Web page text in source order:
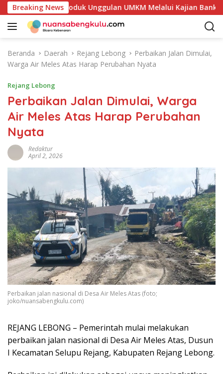
a
Breaking News
Potensi Produk Unggulan UMKM Melalui Kajian Bank
Beranda Daerah Rejang Lebong
Perbaikan Jalan Dimulai,
Warga Air Meles Atas Harap Perubahan Nyata
Rejang Lebong
Perbaikan Jalan Dimulai, Warga
Air Meles Atas Harap Perubahan
Nyata
Redaktur
April 2, 2026
Perbaikan jalan nasional di Desa Air Meles Atas (foto;
joko/nuansabengkulu.com)
REJANG LEBONG – Pemerintah mulai melakukan
perbaikan jalan nasional di Desa Air Meles Atas, Dusun
I Kecamatan Selupu Rejang, Kabupaten Rejang Lebong.